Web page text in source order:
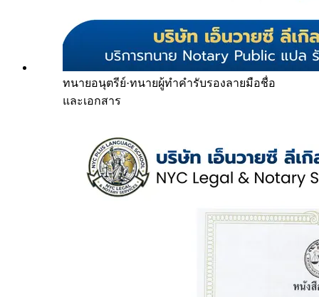
ทนายอนุตรีย์·ทนายผู้ทำคำรับรองลายมือชื่อ
และเอกสาร